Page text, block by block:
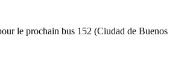
le prochain bus 152 (Ciudad de Buenos